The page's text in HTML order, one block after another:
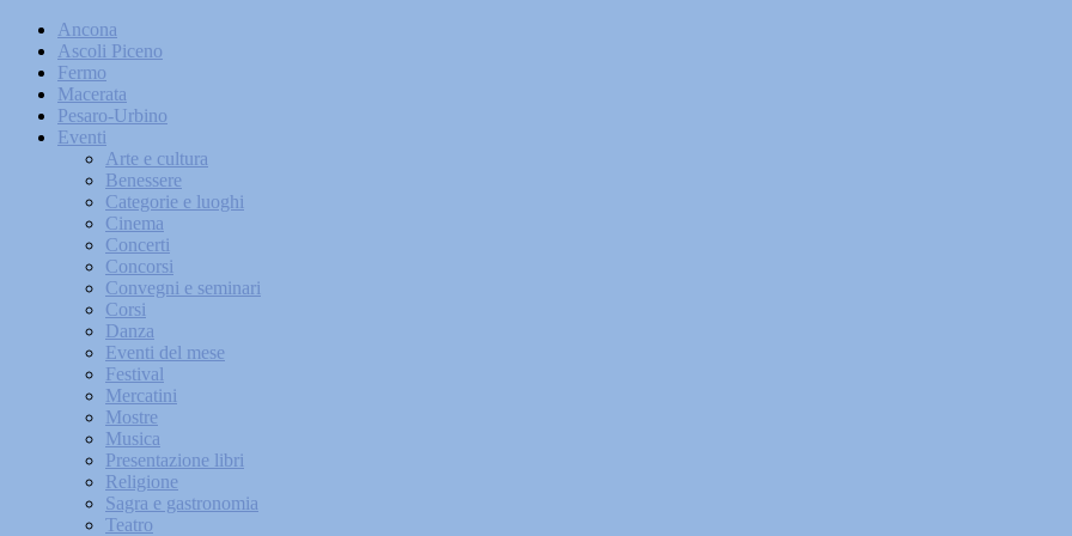
Ancona
Ascoli Piceno
Fermo
Macerata
Pesaro-Urbino
Eventi
Arte e cultura
Benessere
Categorie e luoghi
Cinema
Concerti
Concorsi
Convegni e seminari
Corsi
Danza
Eventi del mese
Festival
Mercatini
Mostre
Musica
Presentazione libri
Religione
Sagra e gastronomia
Teatro